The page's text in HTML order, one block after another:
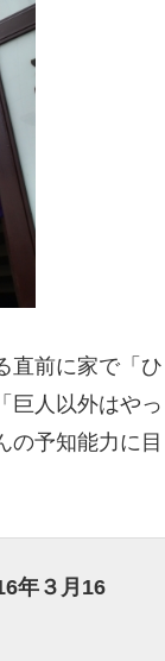
直前に家で「ひ
巨人以外はやっ
の予知能力に目
年３月16